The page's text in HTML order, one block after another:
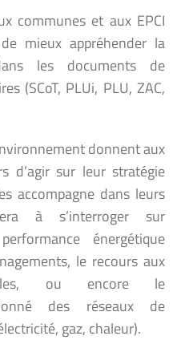
communes et aux EPCI
mieux appréhender la
les documents de
(SCoT, PLUi, PLU, ZAC,
donnent aux
d’agir sur leur stratégie
accompagne dans leurs
à s’interroger sur
énergétique
le recours aux
ou encore le
des réseaux de
gaz, chaleur).